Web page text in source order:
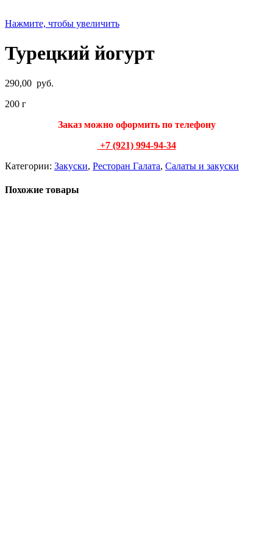
Нажмите, чтобы увеличить
Турецкий йогурт
290,00 руб.
200 г
Заказ можно оформить по телефону
+7 (921) 994-94-34
Категории: Закуски, Ресторан Галата, Салаты и закуски
Похожие товары